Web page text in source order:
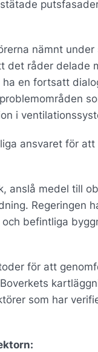
nämnt
det råder delade
en fortsatt
i
ansvaret för
anslå medel till
Regeringen
befintliga
för att
som har